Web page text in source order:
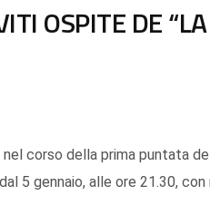
OSPITE DE
corso della prima puntata
5 gennaio, alle ore 21.30,